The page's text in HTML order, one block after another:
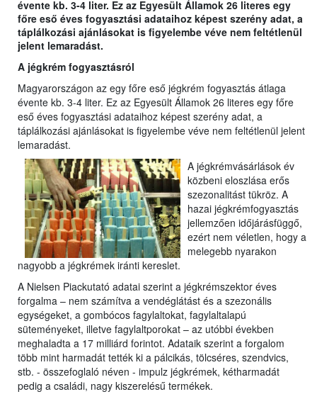
évente kb. 3-4 liter. Ez az Egyesült Államok 26 literes egy
főre eső éves fogyasztási adataihoz képest szerény adat, a
táplálkozási ajánlásokat is figyelembe véve nem feltétlenül
jelent lemaradást.
A jégkrém fogyasztásról
Magyarországon az egy főre eső jégkrém fogyasztás átlaga
évente kb. 3-4 liter. Ez az Egyesült Államok 26 literes egy főre
eső éves fogyasztási adataihoz képest szerény adat, a
táplálkozási ajánlásokat is figyelembe véve nem feltétlenül jelent
lemaradást.
A jégkrémvásárlások év
közbeni eloszlása erős
szezonalitást tükröz. A
hazai jégkrémfogyasztás
jellemzően időjárásfüggő,
ezért nem véletlen, hogy a
melegebb nyarakon
nagyobb a jégkrémek iránti kereslet.
A Nielsen Piackutató adatai szerint a jégkrémszektor éves
forgalma – nem számítva a vendéglátást és a szezonális
egységeket, a gombócos fagylaltokat, fagylaltalapú
süteményeket, illetve fagylaltporokat – az utóbbi években
meghaladta a 17 milliárd forintot. Adataik szerint a forgalom
több mint harmadát tették ki a pálcikás, tölcséres, szendvics,
stb. - összefoglaló néven - impulz jégkrémek, kétharmadát
pedig a családi, nagy kiszerelésű termékek.